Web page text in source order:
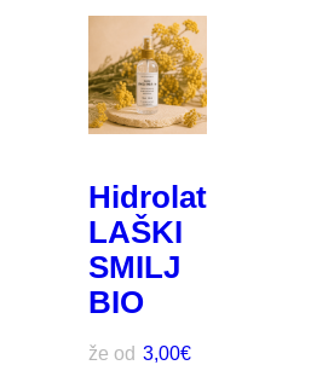
Hidrolat
LAŠKI
SMILJ
BIO
že od 3,00€